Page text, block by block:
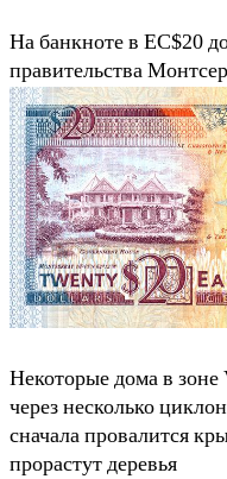
На банкноте в EC$20
правительства
Некоторые дома в зоне
через несколько
сначала провалится
прорастут деревья